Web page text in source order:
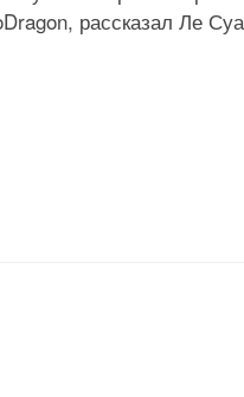
рассказал Ле